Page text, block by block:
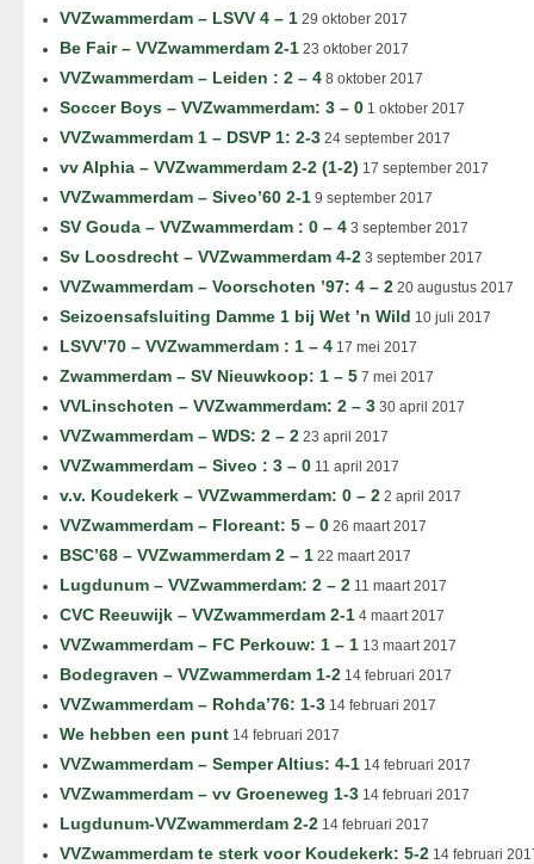
VVZwammerdam – LSVV 4 – 1 29 oktober 2017
Be Fair – VVZwammerdam 2-1 23 oktober 2017
VVZwammerdam – Leiden : 2 – 4 8 oktober 2017
Soccer Boys – VVZwammerdam: 3 – 0 1 oktober 2017
VVZwammerdam 1 – DSVP 1: 2-3 24 september 2017
vv Alphia – VVZwammerdam 2-2 (1-2) 17 september 2017
VVZwammerdam – Siveo’60 2-1 9 september 2017
SV Gouda – VVZwammerdam : 0 – 4 3 september 2017
Sv Loosdrecht – VVZwammerdam 4-2 3 september 2017
VVZwammerdam – Voorschoten ’97: 4 – 2 20 augustus 2017
Seizoensafsluiting Damme 1 bij Wet ’n Wild 10 juli 2017
LSVV’70 – VVZwammerdam : 1 – 4 17 mei 2017
Zwammerdam – SV Nieuwkoop: 1 – 5 7 mei 2017
VVLinschoten – VVZwammerdam: 2 – 3 30 april 2017
VVZwammerdam – WDS: 2 – 2 23 april 2017
VVZwammerdam – Siveo : 3 – 0 11 april 2017
v.v. Koudekerk – VVZwammerdam: 0 – 2 2 april 2017
VVZwammerdam – Floreant: 5 – 0 26 maart 2017
BSC’68 – VVZwammerdam 2 – 1 22 maart 2017
Lugdunum – VVZwammerdam: 2 – 2 11 maart 2017
CVC Reeuwijk – VVZwammerdam 2-1 4 maart 2017
VVZwammerdam – FC Perkouw: 1 – 1 13 maart 2017
Bodegraven – VVZwammerdam 1-2 14 februari 2017
VVZwammerdam – Rohda’76: 1-3 14 februari 2017
We hebben een punt 14 februari 2017
VVZwammerdam – Semper Altius: 4-1 14 februari 2017
VVZwammerdam – vv Groeneweg 1-3 14 februari 2017
Lugdunum-VVZwammerdam 2-2 14 februari 2017
VVZwammerdam te sterk voor Koudekerk: 5-2 14 februari